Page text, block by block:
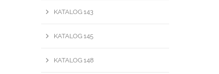
KATALOG 143
KATALOG 145
KATALOG 148